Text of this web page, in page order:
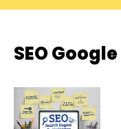
SEO Google